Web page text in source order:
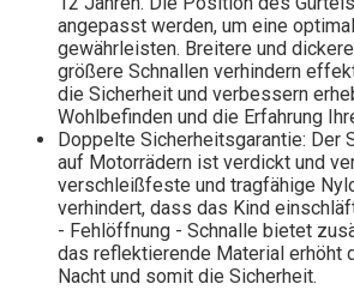
angepasst werden, um eine
gewährleisten. Breitere und
größere Schnallen verhindern
die Sicherheit und verbessern
Wohlbefinden und die Erfahrung
Doppelte Sicherheitsgarantie: Der
auf Motorrädern ist verdickt und
verschleißfeste und tragfähige
verhindert, dass das Kind
- Fehlöffnung - Schnalle bietet
das reflektierende Material erhöht
Nacht und somit die Sicherheit.